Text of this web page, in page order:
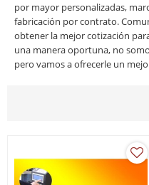
por mayor personalizadas,
fabricación por contrato.
obtener la mejor cotización
una manera oportuna, no
pero vamos a ofrecerle un